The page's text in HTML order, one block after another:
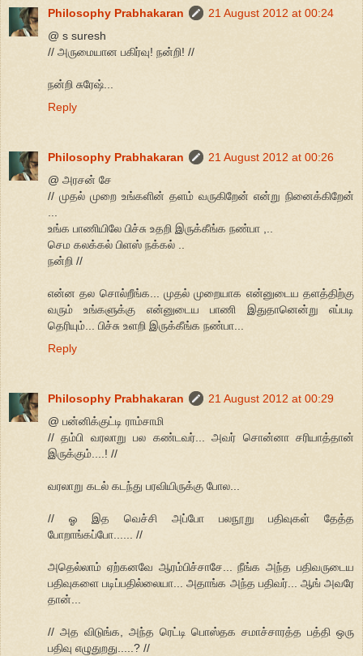
Philosophy Prabhakaran
21 August 2012 at 00:24
@ s suresh
// அருமையான பகிர்வு! நன்றி! //
நன்றி சுரேஷ்...
Reply
Philosophy Prabhakaran
21 August 2012 at 00:26
@ அரசன் சே
// முதல் முறை உங்களின் தளம் வருகிறேன் என்று நினைக்கிறேன்
உங்க பாணியிலே பிச்சு உதறி இருக்கீங்க நண்பா ,..
செம கலக்கல் பிளஸ் நக்கல் ..
நன்றி //
என்ன தல சொல்றீங்க... முதல் முறையாக என்னுடைய தளத்திற்கு
வரும் உங்களுக்கு என்னுடைய பாணி இதுதானென்று எப்படி
தெரியும்... பிச்சு உளறி இருக்கீங்க நண்பா...
Reply
Philosophy Prabhakaran
21 August 2012 at 00:29
@ பன்னிக்குட்டி ராம்சாமி
// தம்பி வரலாறு பல கண்டவர்... அவர் சொன்னா சரியாத்தான்
இருக்கும்....! //
வரலாறு கடல் கடந்து பரவியிருக்கு போல...
// ஓ இத வெச்சி அப்போ பலநூறு பதிவுகள் தேத்த
போறாங்கப்போ...... //
அதெல்லாம் ஏற்கனவே ஆரம்பிச்சாசே... நீங்க அந்த பதிவருடைய
பதிவுகளை படிப்பதில்லையா... அதாங்க அந்த பதிவர்... ஆங் அவரே
தான்...
// அத விடுங்க, அந்த ரெட்டி பொஸ்தக சமாச்சாரத்த பத்தி ஒரு
பதிவு எழுதுறது.....? //